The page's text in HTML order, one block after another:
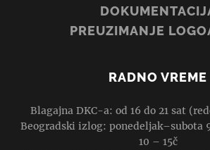
PREUZIMANJE
RADNO VREME
Blagajna DKC-a: od 16 do 21 sat
Beogradski izlog: ponedeljak–subota
10 – 15č